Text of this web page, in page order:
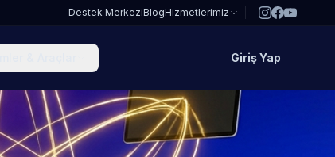
Destek MerkeziBlogHizmetlerimiz
Giriş Yap